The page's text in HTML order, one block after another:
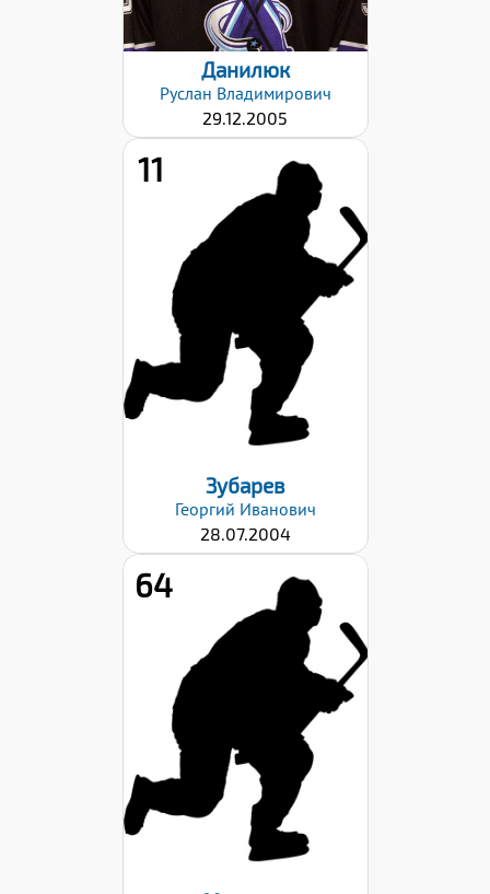
Данилюк
Руслан Владимирович
29.12.2005
11
Рост:
Правый
Дата заявки:
02.10.2023
Зубарев
Георгий Иванович
28.07.2004
64
Рост:
Левый
Дата заявки:
02.10.2023